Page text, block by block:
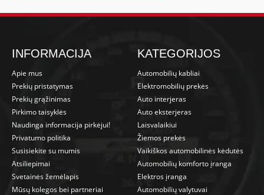
INFORMACIJA
Apie mus
Prekių pristatymas
Prekių grąžinimas
Pirkimo taisyklės
Naudinga informacija pirkėjui!
Privatumo politika
Susisiekite su mumis
Atsiliepimai
Svetainės žemėlapis
Mūsų kolegos bei partneriai
KATEGORIJOS
Automobilių kabliai
Elektromobilių prekės
Auto interjeras
Auto eksterjeras
Laisvalaikiui
Žiemos prekės
Vaikiškos automobilinės kėdutės
Automobilių komforto įranga
Elektros įranga
Automobilių valytuvai